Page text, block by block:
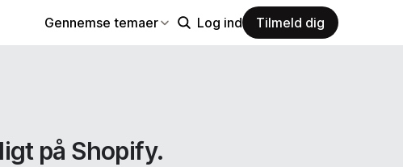
Gennemse temaer Log ind Tilmeld dig
på Shopify.